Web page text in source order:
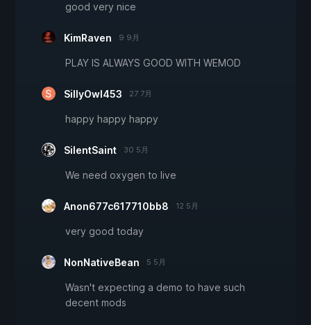
good very nice
KimRaven 9 9月
PLAY IS ALWAYS GOOD WITH WEMOD
SillyOwl453 27 7月
happy happy happy
SilentSaint 30 5月
We need oxygen to live
Anon677c617710bb8 12 5月
very good today
NonNativeBean 5 5月
Wasn't expecting a demo to have such
decent mods